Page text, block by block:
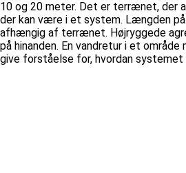
10 og 20 meter. Det er terrænet, der
der kan være i et system. Længden
afhængig af terrænet. Højryggede
på hinanden. En vandretur i et område
give forståelse for, hvordan systemet